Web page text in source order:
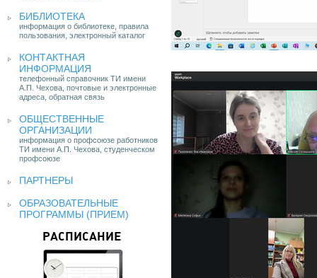
БИБЛИОТЕКА
информация о библиотеке, правила
пользования, электронный каталог
КОНТАКТНАЯ
ИНФОРМАЦИЯ
телефонный справочник ТИ имени
А.П. Чехова, почтовые и электронные
адреса, обратная связь
ОБЩЕСТВЕННЫЕ
ОРГАНИЗАЦИИ
информация о профсоюзе работников
ТИ имени А.П. Чехова, студенческом
профсоюзе
ПАРТНЕРЫ
ОБРАЗОВАТЕЛЬНЫЕ
ПРОГРАММЫ (ПРИЕМ)
РАСПИСАНИЕ